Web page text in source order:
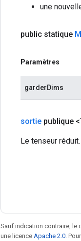
une
public statique
Paramètres
garderDims
sortie publique
Le tenseur réduit.
Sauf indication contraire, le
une licence Apache 2.0 .